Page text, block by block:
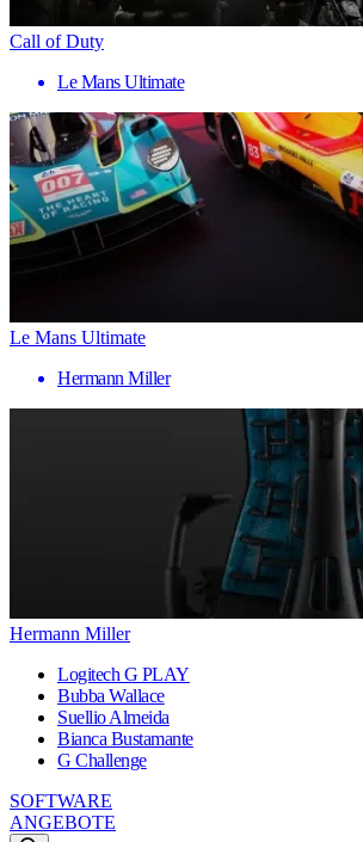
Call of Duty
Le Mans Ultimate
Le Mans Ultimate
Hermann Miller
Hermann Miller
Logitech G PLAY
Bubba Wallace
Suellio Almeida
Bianca Bustamante
G Challenge
SOFTWARE
ANGEBOTE